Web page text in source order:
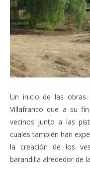
Un inicio de las obras
Villafranco que a su
vecinos junto a las
cuales también han
la creación de los
barandilla alrededor de